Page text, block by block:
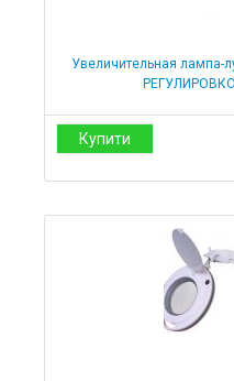
Увеличительная лампа-
Купити